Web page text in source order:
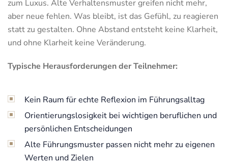
zum Luxus. Alte Verhaltensmuster greifen nicht mehr,
aber neue fehlen. Was bleibt, ist das Gefühl, zu reagieren
statt zu gestalten. Ohne Abstand entsteht keine Klarheit,
und ohne Klarheit keine Veränderung.
Typische Herausforderungen der Teilnehmer:
Kein Raum für echte Reflexion im Führungsalltag
Orientierungslosigkeit bei wichtigen beruflichen und
persönlichen Entscheidungen
Alte Führungsmuster passen nicht mehr zu eigenen
Werten und Zielen